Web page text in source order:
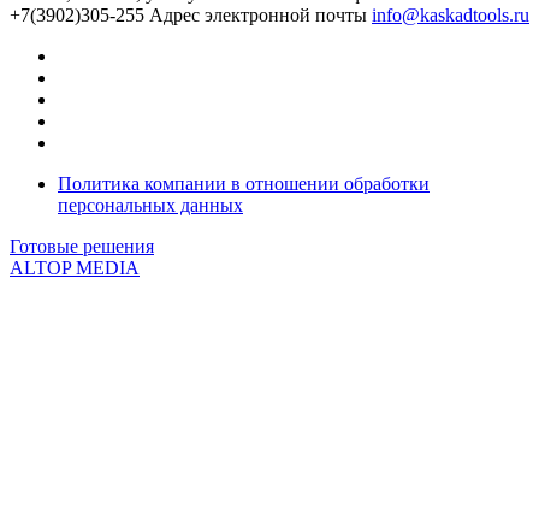
+7(3902)305-255 Адрес электронной почты info@kaskadtools.ru
Политика компании в отношении обработки
персональных данных
Готовые решения
ALTOP MEDIA